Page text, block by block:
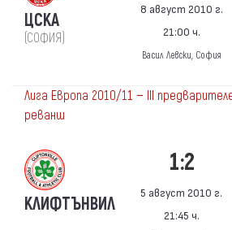
ЦСКА
(СОФИЯ)
8 август 2010 г.
21:00 ч.
Васил Левски, София
Лига Европа 2010/11 — III
реванш
КЛИФТЪНВИЛ
1:2
5 август 2010 г.
21:45 ч.